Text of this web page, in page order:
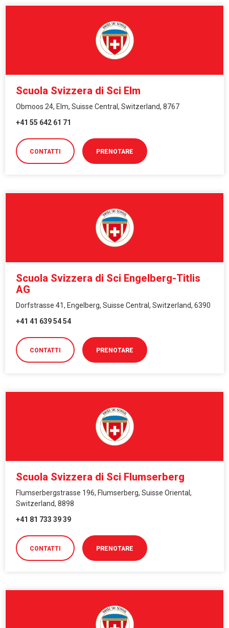
Scuola Svizzera di Sci Elm
Obmoos 24, Elm, Suisse Central, Switzerland, 8767
+41 55 642 61 71
CONTATTI PRENOTARE
Scuola Svizzera di Sci Engelberg-Titlis
AG
Dorfstrasse 41, Engelberg, Suisse Central, Switzerland, 6390
+41 41 639 54 54
CONTATTI PRENOTARE
Scuola Svizzera di Sci Flumserberg
Flumserbergstrasse 196, Flumserberg, Suisse Oriental,
Switzerland, 8898
+41 81 733 39 39
CONTATTI PRENOTARE